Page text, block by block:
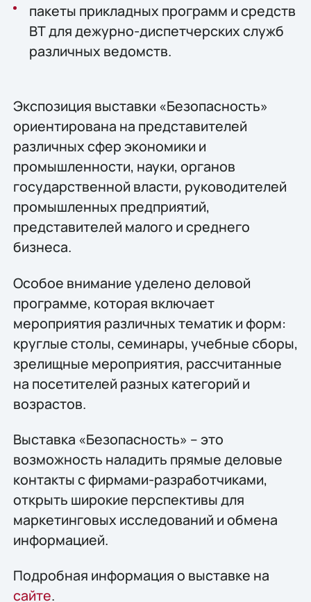
пакеты прикладных программ и средств
ВТ для дежурно-диспетчерских служб
различных ведомств.
Экспозиция выставки «Безопасность»
ориентирована на представителей
различных сфер экономики и
промышленности, науки, органов
государственной власти, руководителей
промышленных предприятий,
представителей малого и среднего
бизнеса.
Особое внимание уделено деловой
программе, которая включает
мероприятия различных тематик и форм:
круглые столы, семинары, учебные сборы,
зрелищные мероприятия, рассчитанные
на посетителей разных категорий и
возрастов.
Выставка «Безопасность» – это
возможность наладить прямые деловые
контакты с фирмами-разработчиками,
открыть широкие перспективы для
маркетинговых исследований и обмена
информацией.
Подробная информация о выставке на
сайте.